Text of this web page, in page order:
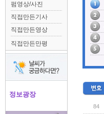
펌영상/사진
직접만든기사
직접만든영상
직접만든만평
정보광장
84